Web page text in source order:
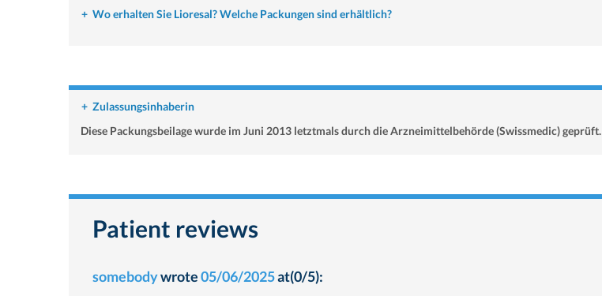
+ Wo erhalten Sie Lioresal? Welche Packungen sind erhältlich?
+ Zulassungsinhaberin
Diese Packungsbeilage wurde im Juni 2013 letztmals durch die Arzneimittelbehörde (Swissmedic) geprüft.
Patient reviews
somebodywrote05/06/2025at(0/5):